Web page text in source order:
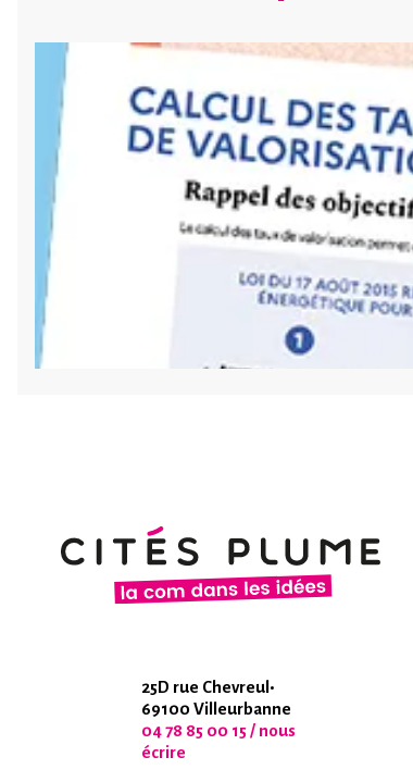
25D rue Chevreul•
69100 Villeurbanne
04 78 85 00 15 / nous
écrire